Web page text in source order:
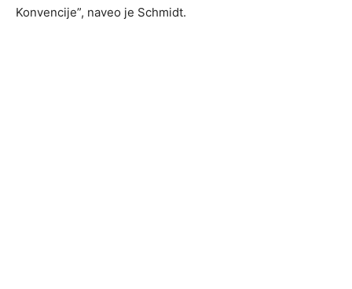
Konvencije”, naveo je Schmidt.